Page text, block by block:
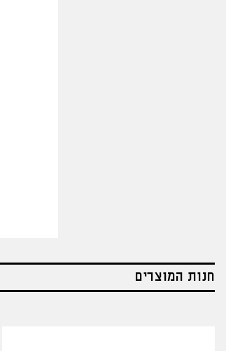
חנות המוצרים